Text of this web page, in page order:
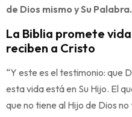
de Dios mismo y Su Palabra.
La Biblia promete
reciben a Cristo
“Y este es el testimonio: que
esta vida está en Su Hijo. El
que no tiene al Hijo de Dios